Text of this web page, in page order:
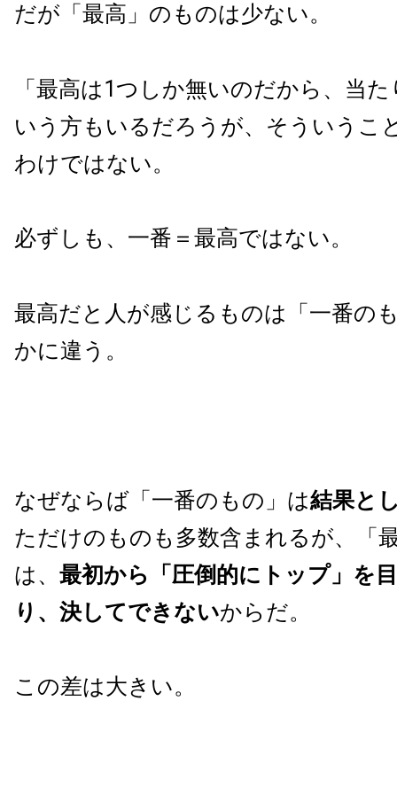
だが「最高」のものは少ない。
「最高は1つしか無いのだから、当
いう方もいるだろうが、そういうこ
わけではない。
必ずしも、一番＝最高ではない。
最高だと人が感じるものは「一番の
かに違う。
なぜならば「一番のもの」は結果と
ただけのものも多数含まれるが、「
は、 最初から「圧倒的にトップ」を
り、決してできないからだ。
この差は大きい。